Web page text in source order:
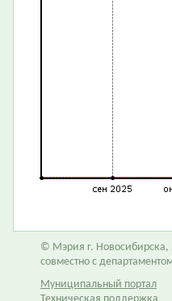
© Мэрия г. Новосибирска,
совместно с
Муниципальный портал